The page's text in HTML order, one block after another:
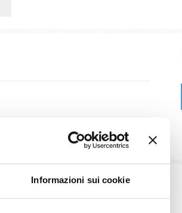
Informazioni sui cookie